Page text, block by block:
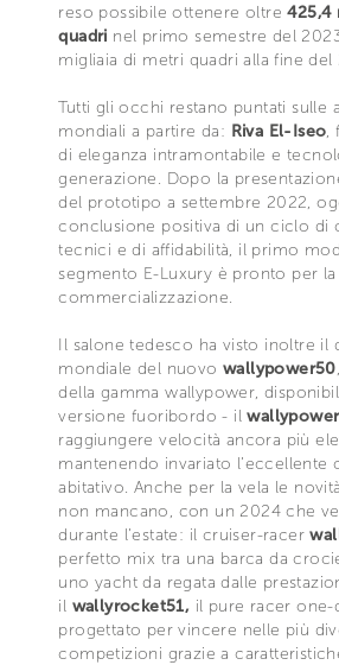
reso possibile ottenere oltre425,4
quadri nel primo semestre del
migliaia di metri quadri alla fine del
Tutti gli occhi restano puntati sulle
mondiali a partire da: Riva El-Iseo,
di eleganza intramontabile e
generazione. Dopo la
del prototipo a settembre 2022,
conclusione positiva di un ciclo di
tecnici e di affidabilità, il primo
segmento E-Luxury è pronto per la
commercializzazione.
Il salone tedesco ha visto inoltre il
mondiale del nuovo wallypower50
della gamma wallypower,
versione fuoribordo - il
raggiungere velocità ancora più
mantenendo invariato l’eccellente
abitativo. Anche per la vela le
non mancano, con un 2024 che
durante l’estate: il cruiser-racer
perfetto mix tra una barca da
uno yacht da regata dalle
il wallyrocket51, il pure racer one-
progettato per vincere nelle più
competizioni grazie a